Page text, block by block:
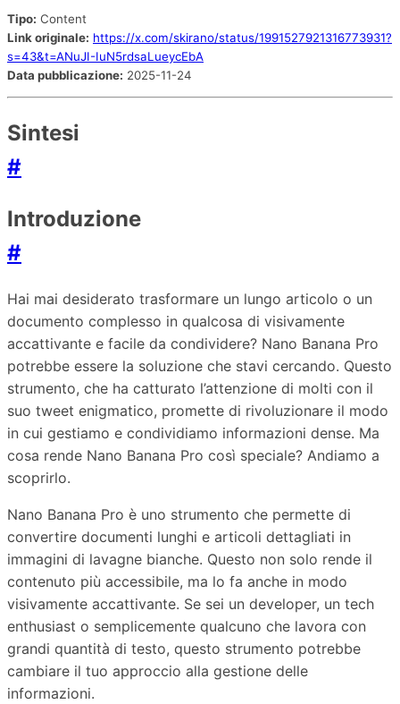
Tipo: Content
Link originale: https://x.com/skirano/status/1991527921316773931?
s=43&t=ANuJI-IuN5rdsaLueycEbA
Data pubblicazione: 2025-11-24
Sintesi
#
Introduzione
#
Hai mai desiderato trasformare un lungo articolo o un
documento complesso in qualcosa di visivamente
accattivante e facile da condividere? Nano Banana Pro
potrebbe essere la soluzione che stavi cercando. Questo
strumento, che ha catturato l’attenzione di molti con il
suo tweet enigmatico, promette di rivoluzionare il modo
in cui gestiamo e condividiamo informazioni dense. Ma
cosa rende Nano Banana Pro così speciale? Andiamo a
scoprirlo.
Nano Banana Pro è uno strumento che permette di
convertire documenti lunghi e articoli dettagliati in
immagini di lavagne bianche. Questo non solo rende il
contenuto più accessibile, ma lo fa anche in modo
visivamente accattivante. Se sei un developer, un tech
enthusiast o semplicemente qualcuno che lavora con
grandi quantità di testo, questo strumento potrebbe
cambiare il tuo approccio alla gestione delle
informazioni.